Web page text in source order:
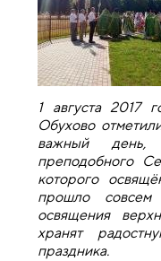
1 августа 2017
Обухово
важный день,
преподобного
которого
прошло
освящения
хранят
праздника.